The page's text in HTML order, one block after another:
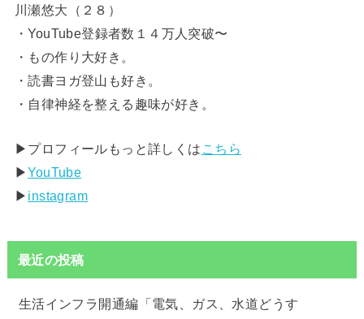
川瀬悠大（２８）
・YouTube登録者数１４万人突破〜
・もの作り大好き。
・読書ヨガ登山も好き。
・自律神経を整える趣味が好き。
▶︎プロフィールもっと詳しくは こちら
▶︎YouTube
▶︎ instagram
最近の投稿
生活インフラ開通編「電気、ガス、水道どうす